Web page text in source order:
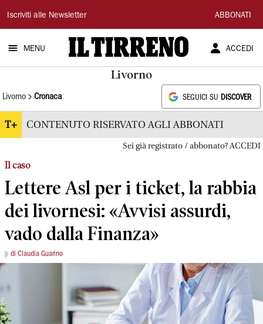
Il
Tirreno
Iscriviti alle Newsletter ABBONATI
MENU ACCEDI
Livorno
Livorno Cronaca SEGUICI SU DISCOVER
T+ CONTENUTO RISERVATO AGLI ABBONATI
Sei già registrato / abbonato? ACCEDI
Il caso
Lettere Asl per i ticket, la rabbia
dei livornesi: «Avvisi assurdi,
vado dalla Finanza»
di Claudia Guarino